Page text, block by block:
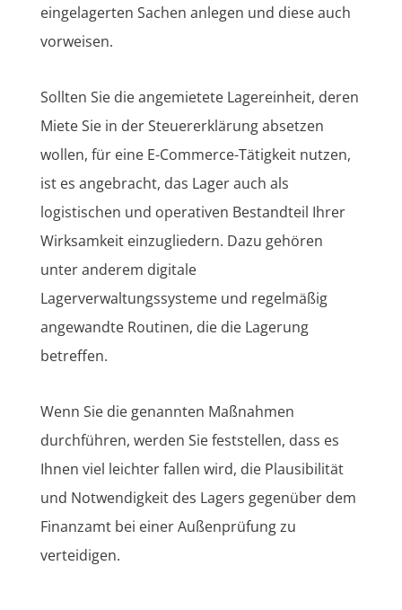
eingelagerten Sachen anlegen und diese auch
vorweisen.
Sollten Sie die angemietete Lagereinheit, deren
Miete Sie in der Steuererklärung absetzen
wollen, für eine E-Commerce-Tätigkeit nutzen,
ist es angebracht, das Lager auch als
logistischen und operativen Bestandteil Ihrer
Wirksamkeit einzugliedern. Dazu gehören
unter anderem digitale
Lagerverwaltungssysteme und regelmäßig
angewandte Routinen, die die Lagerung
betreffen.
Wenn Sie die genannten Maßnahmen
durchführen, werden Sie feststellen, dass es
Ihnen viel leichter fallen wird, die Plausibilität
und Notwendigkeit des Lagers gegenüber dem
Finanzamt bei einer Außenprüfung zu
verteidigen.